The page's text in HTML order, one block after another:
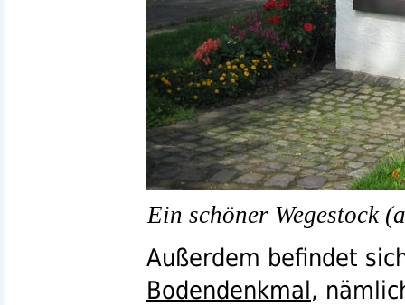
Ein schöner Wegestock
Außerdem befindet
Bodendenkmal,